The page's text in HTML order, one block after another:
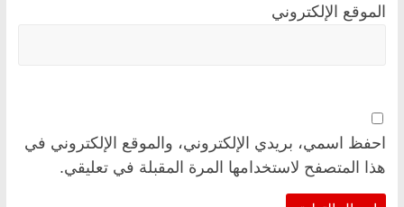
الموقع الإلكتروني
احفظ اسمي، بريدي الإلكتروني، والموقع الإلكتروني في
هذا المتصفح لاستخدامها المرة المقبلة في تعليقي.